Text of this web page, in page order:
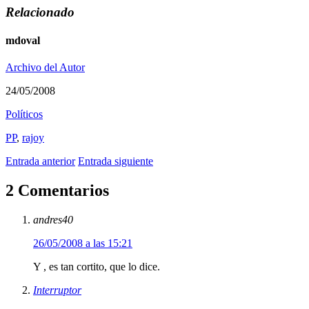
Relacionado
mdoval
Archivo del Autor
24/05/2008
Polí­ticos
PP, rajoy
Entrada anterior Entrada siguiente
2 Comentarios
andres40
26/05/2008 a las 15:21
Y , es tan cortito, que lo dice.
Interruptor